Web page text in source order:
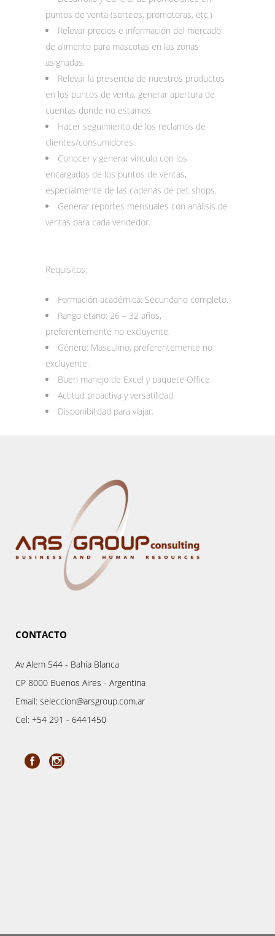
puntos de venta (sorteos, promotoras, etc.)
Relevar precios e información del mercado
de alimento para mascotas en las zonas
asignadas.
Relevar la presencia de nuestros productos
en los puntos de venta, generar apertura de
cuentas donde no estamos.
Hacer seguimiento de los reclamos de
clientes/consumidores.
Conocer y generar vínculo con los
encargados de los puntos de ventas,
especialmente de las cadenas de pet shops.
Generar reportes mensuales con análisis de
ventas para cada vendedor.
Requisitos:
Formación académica: Secundario completo.
Rango etario: 26 – 32 años,
preferentemente no excluyente.
Género: Masculino, preferentemente no
excluyente.
Buen manejo de Excel y paquete Office.
Actitud proactiva y versatilidad.
Disponibilidad para viajar.
CONTACTO
Av Alem 544 - Bahía Blanca
CP 8000 Buenos Aires - Argentina
Email: seleccion@arsgroup.com.ar
Cel: +54 291 - 6441450